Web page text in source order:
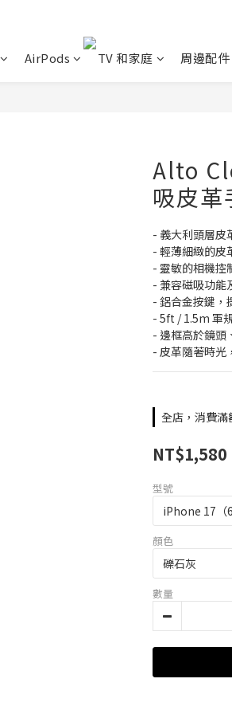
AirPods TV 和家庭 周邊配件
Alto
吸皮革
- 義大利頭層皮
- 輕薄細緻的皮
- 靈敏的相機控
- 兼容磁吸功能
- 鋁合金按鍵，
- 5ft / 1.5m 軍
- 邊框高於鏡頭
- 皮革隨著時光
全店，消費滿
NT$1,580
型號
顏色
數量